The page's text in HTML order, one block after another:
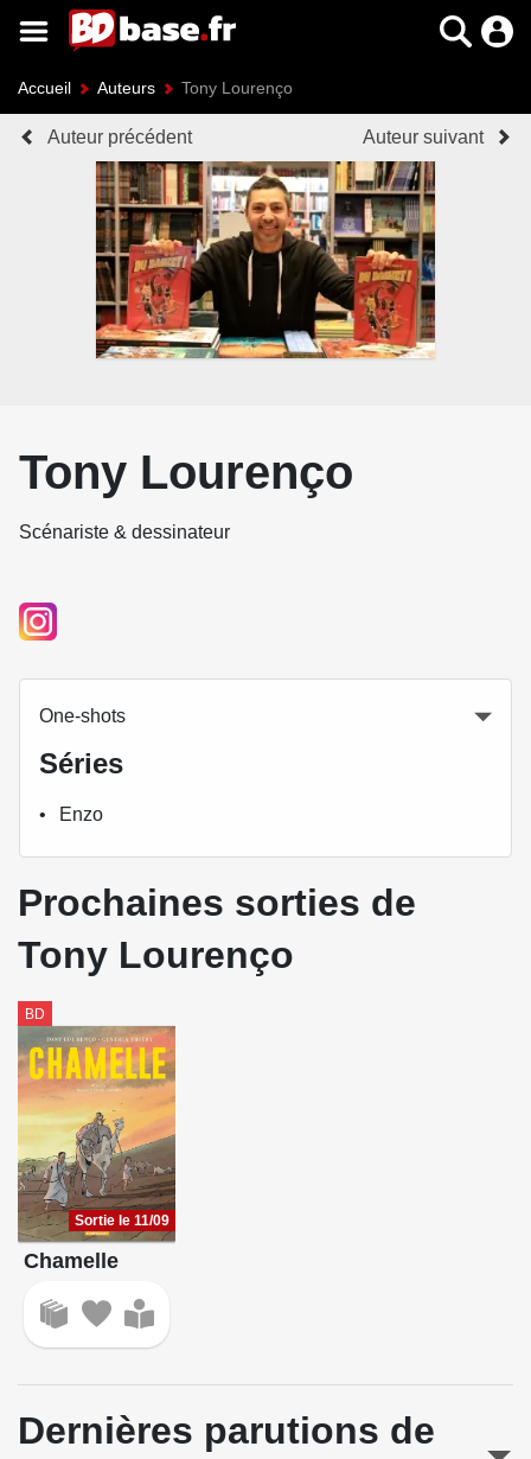
Accueil Auteurs Tony Lourenço
Auteur précédent Auteur suivant
Tony Lourenço
Scénariste & dessinateur
One-shots
Séries
Enzo
Prochaines sorties de
Tony Lourenço
BD
Sortie le 11/09
Chamelle
Dernières parutions de